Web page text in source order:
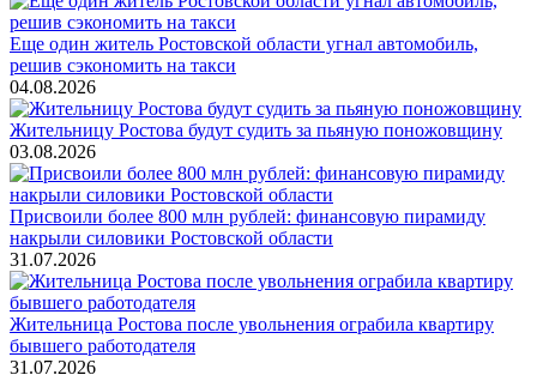
Еще один житель Ростовской области угнал автомобиль,
решив сэкономить на такси
04.08.2026
Жительницу Ростова будут судить за пьяную поножовщину
03.08.2026
Присвоили более 800 млн рублей: финансовую пирамиду
накрыли силовики Ростовской области
31.07.2026
Жительница Ростова после увольнения ограбила квартиру
бывшего работодателя
31.07.2026